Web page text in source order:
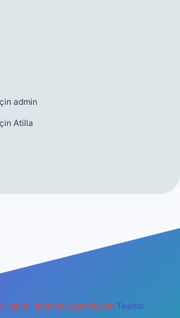
admin
Atilla
backlinkpaneli@gmail.com Teams: